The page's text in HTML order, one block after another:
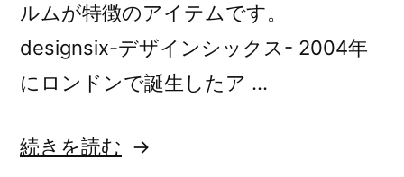
ルムが特徴のアイテムです。
designsix-デザインシックス- 2004年
にロンドンで誕生したア …
“NOVA
続きを読む